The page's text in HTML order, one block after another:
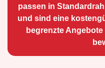
passen in
und sind eine
begrenzte